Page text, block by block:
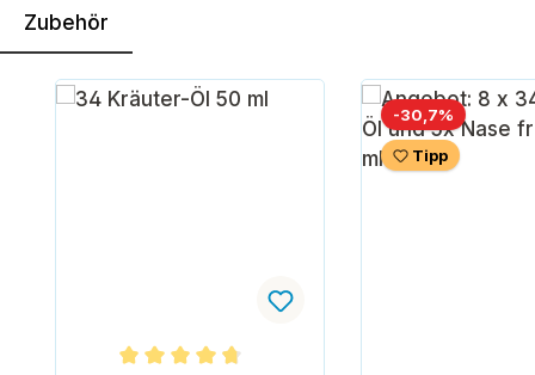
Zubehör
Produktgalerie überspringen
-30,7% Rabatt
Tipp